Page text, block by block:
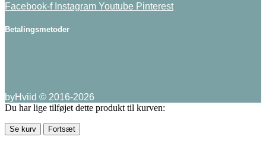
Facebook-f Instagram Youtube Pinterest
Betalingsmetoder
byHviid © 2016-2026
Du har lige tilføjet dette produkt til kurven:
Se kurv Fortsæt